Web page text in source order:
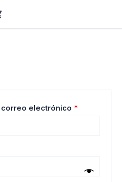
electrónico *